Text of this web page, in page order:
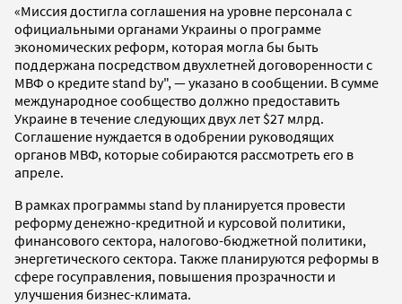
«Миссия достигла соглашения на уровне персонала с
официальными органами Украины о программе
экономических реформ, которая могла бы быть
поддержана посредством двухлетней договоренности с
МВФ о кредите stand by", — указано в сообщении. В сумме
международное сообщество должно предоставить
Украине в течение следующих двух лет $27 млрд.
Соглашение нуждается в одобрении руководящих
органов МВФ, которые собираются рассмотреть его в
апреле.
В рамках программы stand by планируется провести
реформу денежно-кредитной и курсовой политики,
финансового сектора, налогово-бюджетной политики,
энергетического сектора. Также планируются реформы в
сфере госуправления, повышения прозрачности и
улучшения бизнес-климата.